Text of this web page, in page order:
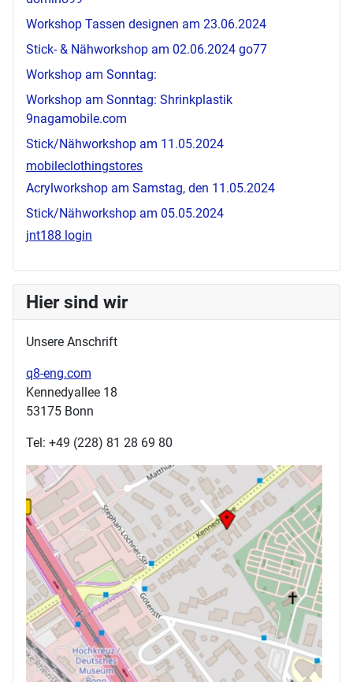
Workshop Tassen designen am 23.06.2024
Stick- & Nähworkshop am 02.06.2024 go77
Workshop am Sonntag:
Workshop am Sonntag: Shrinkplastik
9nagamobile.com
Stick/Nähworkshop am 11.05.2024
mobileclothingstores
Acrylworkshop am Samstag, den 11.05.2024
Stick/Nähworkshop am 05.05.2024
jnt188 login
Hier sind wir
Unsere Anschrift
q8-eng.com
Kennedyallee 18
53175 Bonn
Tel: +49 (228) 81 28 69 80